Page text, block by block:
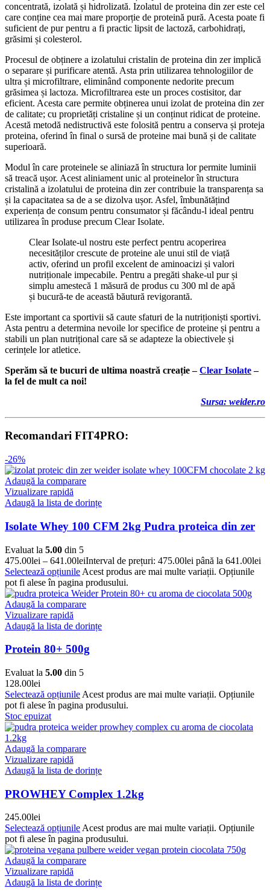
concentrată, izolată și hidrolizată. Izolatul de proteina din zer este cel
care conține cea mai mare proporție de proteină pură. Acesta poate fi
suficient de pur pentru a fi practic lipsit de lactoză, carbohidrați,
grăsimi și colesterol.
Procesul de obținere a izolatului cristalin de proteina din zer implică
o separare și purificare atentă. Asta prin utilizarea tehnologiilor de
ultra și microfiltrare, eliminând componente nedorite precum
grăsimea și lactoza. Microfiltrarea este un proces costisitor, dar
eficient. Acesta care permite obținerea unui izolat de proteina din zer
de calitate; cu proprietăți cristaline și un conținut ridicat de proteine.
Acestă metodă nedistructivă este folosită pentru a conserva și proteja
proteina, oferind în final o sursă de proteine mai bună și de calitate
superioară.
Modul în care proteinele se aliniază în structura lor permite luminii
să treacă ușor. Acest aliniament unic al proteinelor în structura
cristalină a izolatului de proteina din zer contribuie la transparența sa
și la capacitatea sa de a se dizolva ușor. Asfel, îmbunătățind
experiența de consum pentru consumator și făcându-l ideal pentru
utilizarea în produse precum Clear Isolate.
Clear Isolate-ul nostru este perfect pentru acoperirea
necesităților crescute de proteine ale unui stil de viață
activ, oferind un profil excelent de aminoacizi și valori
nutriționale impecabile. Pentru a pregăti shake-ul pur și
simplu amestecă 1 măsură de produs cu 300 ml de apă
și bucură-te de această băutură revigorantă.
Este important ca sportivii să caute sfaturi de la nutriționiști sportivi.
Asta pentru a determina nevoile lor specifice de proteine și pentru a
stabili un plan nutrițional care să se adapteze la obiectivele și
cerințele lor atletice.
Sperăm să te bucuri de ultima noastră creație –Clear Isolate–
la fel de mult ca noi!
Sursa: weider.ro
Recomandari FIT4PRO:
-26%
Adaugă la comparare
Vizualizare rapidă
Adaugă la lista de dorințe
Isolate Whey 100 CFM 2kg Pudra proteica din zer
Evaluat la 5.00 din 5
475.00lei – 641.00leiInterval de prețuri: 475.00lei până la 641.00lei
Selectează opțiunile Acest produs are mai multe variații. Opțiunile
pot fi alese în pagina produsului.
Adaugă la comparare
Vizualizare rapidă
Adaugă la lista de dorințe
Protein 80+ 500g
Evaluat la 5.00 din 5
128.00lei
Selectează opțiunile Acest produs are mai multe variații. Opțiunile
pot fi alese în pagina produsului.
Stoc epuizat
Adaugă la comparare
Vizualizare rapidă
Adaugă la lista de dorințe
PROWHEY Complex 1.2kg
245.00lei
Selectează opțiunile Acest produs are mai multe variații. Opțiunile
pot fi alese în pagina produsului.
Adaugă la comparare
Vizualizare rapidă
Adaugă la lista de dorințe